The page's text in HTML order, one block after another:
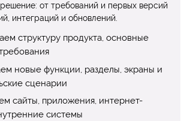
от требований и первых версий
интеграций и обновлений.
структуру продукта, основные
новые функции, разделы, экраны и
сценарии
сайты, приложения, интернет-
системы